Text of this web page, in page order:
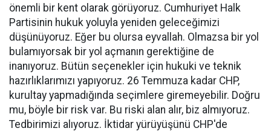
önemli bir kent olarak görüyoruz. Cumhuriyet Halk
Partisinin hukuk yoluyla yeniden geleceğimizi
düşünüyoruz. Eğer bu olursa eyvallah. Olmazsa bir yol
bulamıyorsak bir yol açmanın gerektiğine de
inanıyoruz. Bütün seçenekler için hukuki ve teknik
hazırlıklarımızı yapıyoruz. 26 Temmuza kadar CHP,
kurultay yapmadığında seçimlere giremeyebilir. Doğru
mu, böyle bir risk var. Bu riski alan alır, biz almıyoruz.
Tedbirimizi alıyoruz. İktidar yürüyüşünü CHP'de